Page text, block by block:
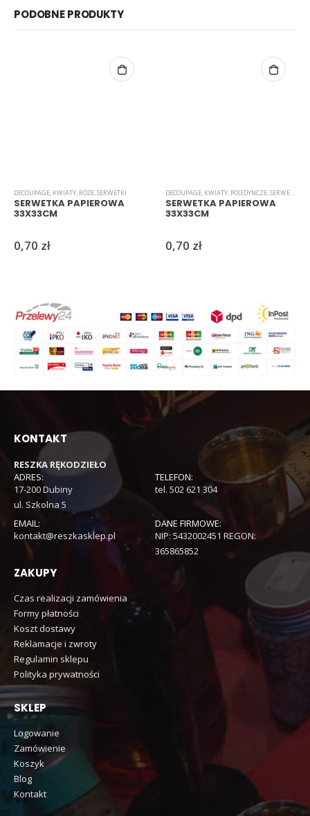
PODOBNE PRODUKTY
DECOUPAGE, KWIATY, RÓŻE,SERWETKI
SERWETKA PAPIEROWA
33X33CM
0,70 zł
DECOUPAGE, KWIATY, POJEDYNCZE,SERWETKI
SERWETKA PAPIEROWA
33X33CM
0,70 zł
KONTAKT
RESZKA RĘKODZIEŁO
ADRES:
17-200 Dubiny
ul. Szkolna 5
TELEFON:
tel. 502 621 304
EMAIL:
kontakt@reszkasklep.pl
DANE FIRMOWE:
NIP: 5432002451 REGON:
365865852
ZAKUPY
Czas realizacji zamówienia
Formy płatności
Koszt dostawy
Reklamacje i zwroty
Regulamin sklepu
Polityka prywatności
SKLEP
Logowanie
Zamówienie
Koszyk
Blog
Kontakt